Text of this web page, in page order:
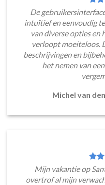
De
intuïtief en eenvoudig
van diverse opties en
verloopt moeiteloos.
beschrijvingen en
het nemen van
Michel van
Mijn vakantie op
overtrof al mijn